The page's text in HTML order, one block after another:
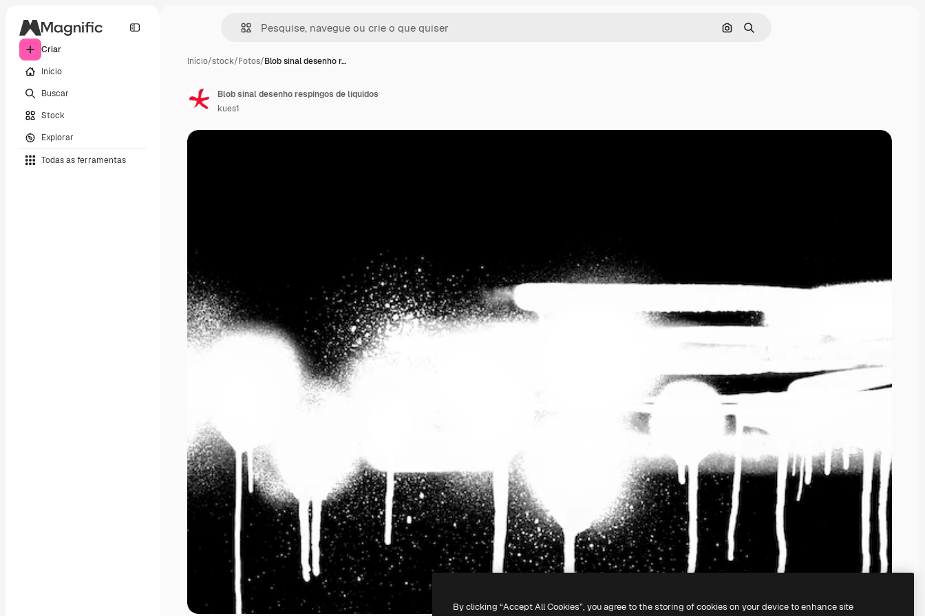
Criar
Início
Buscar
Stock
Explorar
Todas as ferramentas
Pesquisar por imagem
Buscar
Início/stock/Fotos/Blob sinal desenho r…
Blob sinal desenho respingos de líquidos
kues1
By clicking “Accept All Cookies”, you agree to the storing of cookies on your device to enhance site